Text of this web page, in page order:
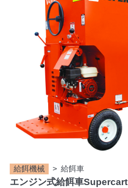
給餌機械 給餌車
エンジン式給餌車Supercart